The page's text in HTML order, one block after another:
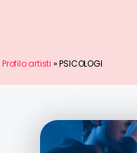
Profilo artisti »PSICOLOGI